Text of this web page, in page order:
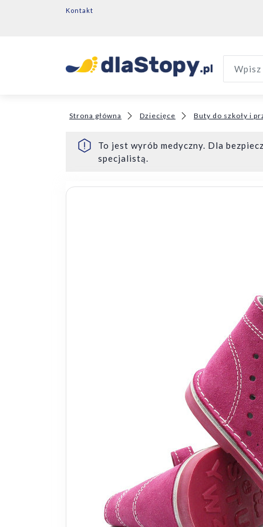
Kontakt
Strona główna Dziecięce Buty do szkoły i
To jest wyrób medyczny. Dla
specjalistą.